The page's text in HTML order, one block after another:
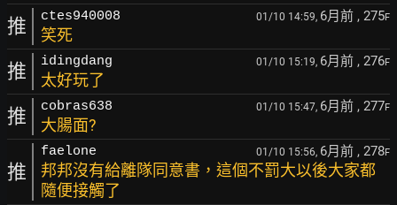
推 ctes940008 01/10 14:59, 6月前 , 275F
笑死
推 idingdang 01/10 15:19, 6月前 , 276F
太好玩了
推 cobras638 01/10 15:47, 6月前 , 277F
大腸面?
推
faelone 01/10 15:56, 6月前 , 278F
邦邦沒有給離隊同意書，這個不罰大以後大家都
隨便接觸了